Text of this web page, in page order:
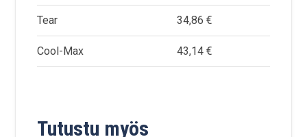
Tear 34,86 €
Cool-Max 43,14 €
Tutustu myös